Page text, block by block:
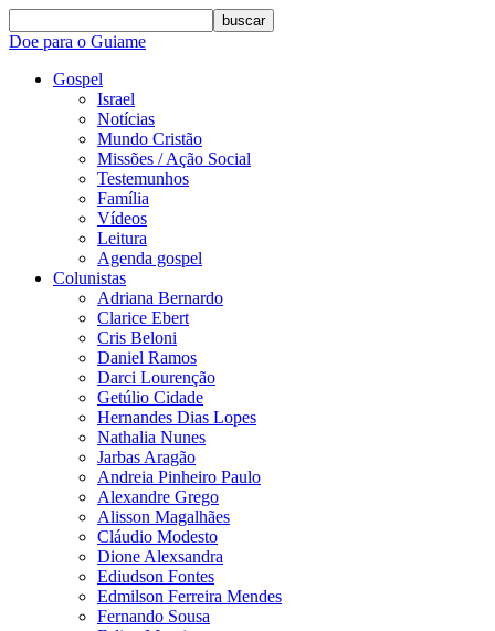
buscar
Doe para o Guiame
Gospel
Israel
Notícias
Mundo Cristão
Missões / Ação Social
Testemunhos
Família
Vídeos
Leitura
Agenda gospel
Colunistas
Adriana Bernardo
Clarice Ebert
Cris Beloni
Daniel Ramos
Darci Lourenção
Getúlio Cidade
Hernandes Dias Lopes
Nathalia Nunes
Jarbas Aragão
Andreia Pinheiro Paulo
Alexandre Grego
Alisson Magalhães
Cláudio Modesto
Dione Alexsandra
Ediudson Fontes
Edmilson Ferreira Mendes
Fernando Sousa